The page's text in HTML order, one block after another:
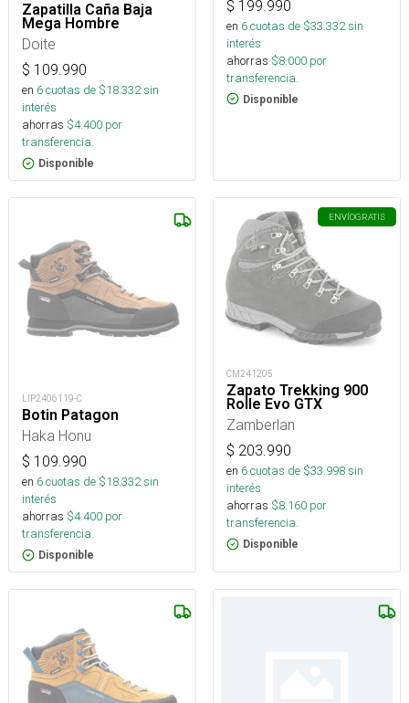
Zapatilla Caña Baja
Mega Hombre
Doite
$ 109.990
en 6cuotas de $18.332sin
interés
ahorras $4.400 por
transferencia.
Disponible
$ 199.990
en 6cuotas de $33.332sin
interés
ahorras $8.000 por
transferencia.
Disponible
LIP2406119-C
Botin Patagon
Haka Honu
$ 109.990
en 6cuotas de $18.332sin
interés
ahorras $4.400 por
transferencia.
Disponible
ENVÍOGRATIS
CM241205
Zapato Trekking 900
Rolle Evo GTX
Zamberlan
$ 203.990
en 6cuotas de $33.998sin
interés
ahorras $8.160 por
transferencia.
Disponible